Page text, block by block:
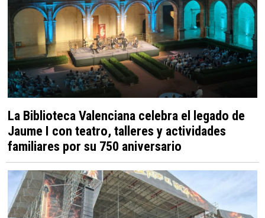
La Biblioteca Valenciana celebra el legado de
Jaume I con teatro, talleres y actividades
familiares por su 750 aniversario